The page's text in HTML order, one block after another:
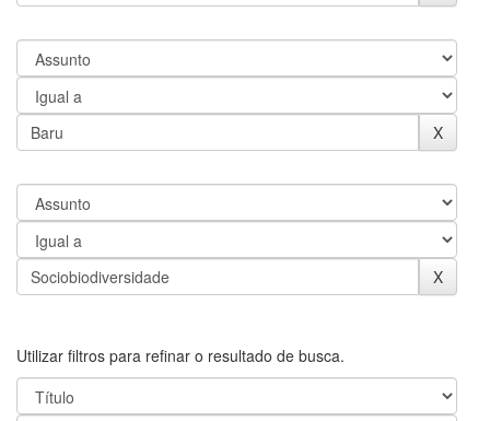
Utilizar filtros para refinar o resultado de busca.